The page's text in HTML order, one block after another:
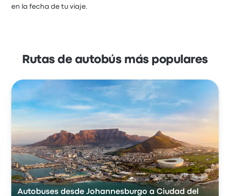
en la fecha de tu viaje.
Rutas de autobús más populares
Autobuses desde Johannesburgo a Ciudad del